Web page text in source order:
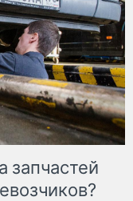
запчастей